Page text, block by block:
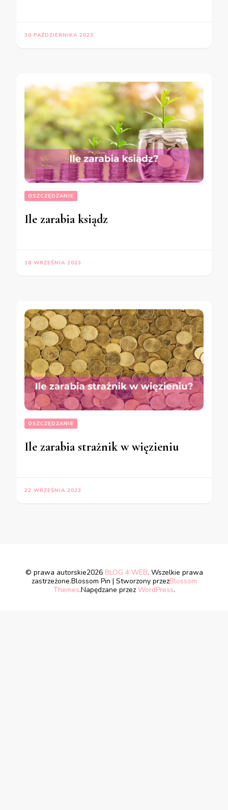
30 PAŹDZIERNIKA 2023
OSZCZĘDZANIE
Ile zarabia ksiądz
18 WRZEŚNIA 2023
OSZCZĘDZANIE
Ile zarabia strażnik w więzieniu
22 WRZEŚNIA 2023
© prawa autorskie2026 BLOG 4 WEB. Wszelkie prawa
zastrzeżone.Blossom Pin | Stworzony przezBlossom
Themes.Napędzane przez WordPress.